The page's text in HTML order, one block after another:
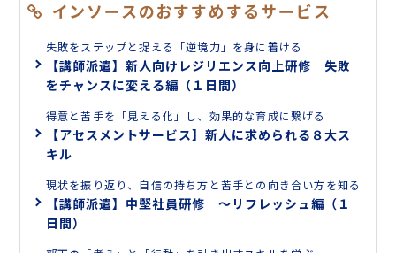
インソースのおすすめするサービス
失敗をステップと捉える「逆境力」を身に着ける
【講師派遣】新人向けレジリエンス向上研修 失敗
をチャンスに変える編（１日間）
得意と苦手を「見える化」し、効果的な育成に繋げる
【アセスメントサービス】新人に求められる８大ス
キル
現状を振り返り、自信の持ち方と苦手との向き合い方を知る
【講師派遣】中堅社員研修 ～リフレッシュ編（１
日間）